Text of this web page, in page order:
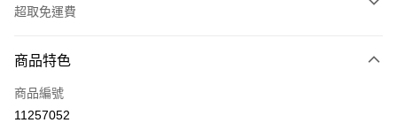
超取免運費
信用卡一次付款
超商取貨付款
商品特色
商品編號
11257052